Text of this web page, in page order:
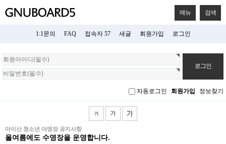
메뉴 검색
1:1문의 FAQ 접속자 57 새글 회원가입 로그인
회
원
로
자동로그인 회원가입 정보찾기
마이산 청소년 야영장 공지사항
올여름에도 수영장을 운영합니다.